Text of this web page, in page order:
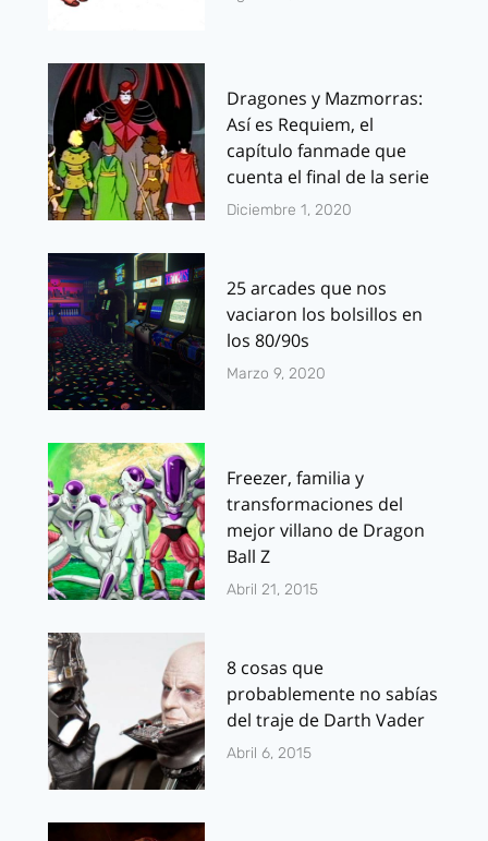
Dragones y Mazmorras:
Así es Requiem, el
capítulo fanmade que
cuenta el final de la serie
Diciembre 1, 2020
25 arcades que nos
vaciaron los bolsillos en
los 80/90s
Marzo 9, 2020
Freezer, familia y
transformaciones del
mejor villano de Dragon
Ball Z
Abril 21, 2015
8 cosas que
probablemente no sabías
del traje de Darth Vader
Abril 6, 2015